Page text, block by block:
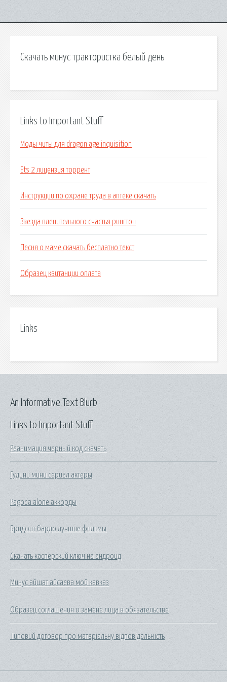
Скачать минус трактористка белый день
Links to Important Stuff
Моды читы для dragon age inquisition
Ets 2 лицензия торрент
Инструкции по охране труда в аптеке скачать
Звезда пленительного счастья рингтон
Песня о маме скачать бесплатно текст
Образец квитанции оплата
Links
Links to Important Stuff
Реанимация черный код скачать
Гудини мини сериал актеры
Pagoda alone аккорды
Бриджит бардо лучшие фильмы
Скачать касперский ключ на андроид
Минус айшат айсаева мой кавказ
Образец соглашения о замене лица в обязательстве
Типовий договор про матеріальну відповідальність
An Informative Text Blurb